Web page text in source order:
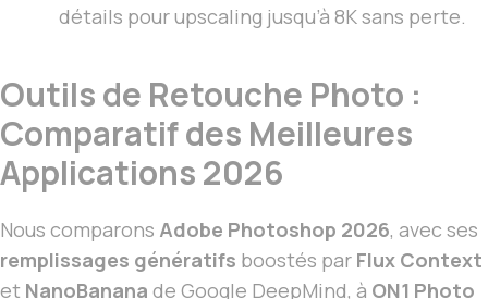
détails pour upscaling jusqu’à 8K sans perte.
Outils de Retouche Photo :
Comparatif des Meilleures
Applications 2026
Nous comparons Adobe Photoshop 2026, avec ses
remplissages génératifs boostés par Flux Context
et NanoBanana de Google DeepMind, à ON1 Photo